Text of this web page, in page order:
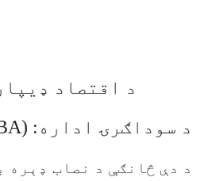
د اقتصاد
د سوداګرۍ اداره: (BBA)
د دې څانګې د نصاب ډېره